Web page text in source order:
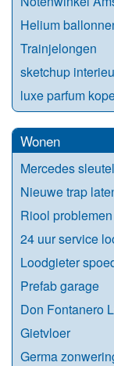
Helium
Trainjelongen
sketchup
luxe parfum
Wonen
Mercedes
Nieuwe trap
Riool problemen
24 uur service
Loodgieter
Prefab garage
Don Fontanero
Gietvloer
Germa